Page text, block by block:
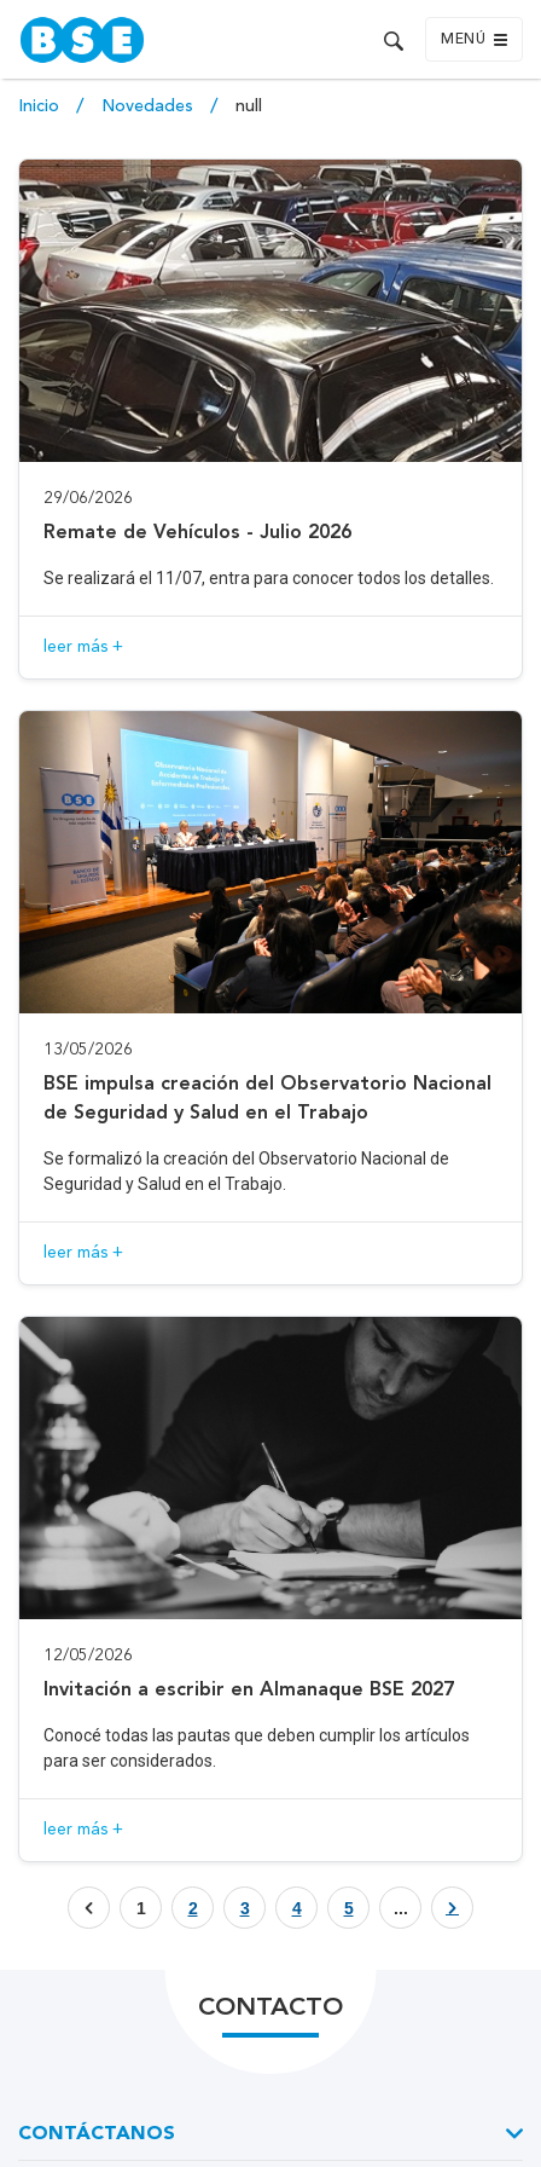
MENÚ
Inicio Novedades null
29/06/2026
Remate de Vehículos - Julio 2026
Se realizará el 11/07, entra para conocer todos los detalles.
leer más +
13/05/2026
BSE impulsa creación del Observatorio Nacional
de Seguridad y Salud en el Trabajo
Se formalizó la creación del Observatorio Nacional de
Seguridad y Salud en el Trabajo.
leer más +
12/05/2026
Invitación a escribir en Almanaque BSE 2027
Conocé todas las pautas que deben cumplir los artículos
para ser considerados.
leer más +
1 2 3 4 5 ...
CONTACTO
CONTÁCTANOS